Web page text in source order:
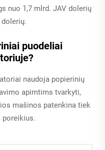
nuo 1,7 mlrd. JAV dolerių
puodeliai
naudoja popierinių
apimtims tvarkyti,
mašinos patenkina tiek
poreikius.